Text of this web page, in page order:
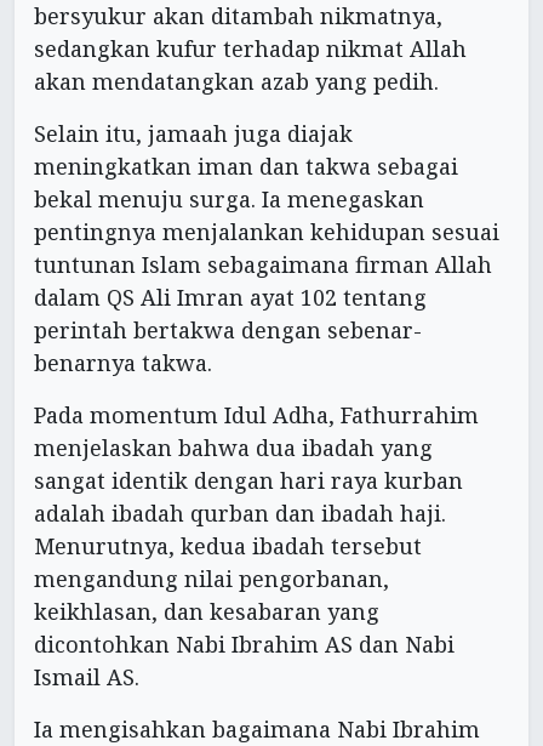
bersyukur akan ditambah nikmatnya,
sedangkan kufur terhadap nikmat Allah
akan mendatangkan azab yang pedih.
Selain itu, jamaah juga diajak
meningkatkan iman dan takwa sebagai
bekal menuju surga. Ia menegaskan
pentingnya menjalankan kehidupan sesuai
tuntunan Islam sebagaimana firman Allah
dalam QS Ali Imran ayat 102 tentang
perintah bertakwa dengan sebenar-
benarnya takwa.
Pada momentum Idul Adha, Fathurrahim
menjelaskan bahwa dua ibadah yang
sangat identik dengan hari raya kurban
adalah ibadah qurban dan ibadah haji.
Menurutnya, kedua ibadah tersebut
mengandung nilai pengorbanan,
keikhlasan, dan kesabaran yang
dicontohkan Nabi Ibrahim AS dan Nabi
Ismail AS.
Ia mengisahkan bagaimana Nabi Ibrahim